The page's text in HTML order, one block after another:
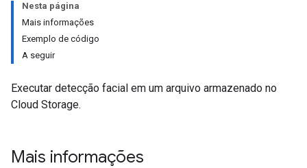
Nesta página
Mais informações
Exemplo de código
A seguir
Executar detecção facial em um arquivo armazenado no
Cloud Storage.
Mais informações